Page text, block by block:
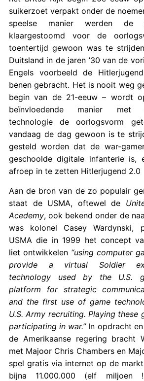
suikerzoet verpakt onder de
speelse manier werden
klaargestoomd voor de
toentertijd gewoon was te
Duitsland in de jaren ’30 van de
Engels voorbeeld de
benen gebracht. Het is nooit weg
begin van de 21-eeuw – wordt
beïnvloedende manier met
technologie de oorlogsvorm
vandaag de dag gewoon is te
gesteld worden dat de war-
geschoolde digitale infanterie is,
afroep in te zetten Hitlerjugend 2.0
Aan de bron van de zo populair
staat de USMA, oftewel de
Acedemy, ook bekend onder de
was kolonel Casey Wardynski,
USMA die in 1999 het concept
liet ontwikkelen “using computer
provide a virtual Soldier
technology used by the U.S.
platform for strategic
and the first use of game
U.S. Army recruiting. Playing these
participating in war.”In opdracht
de Amerikaanse regering bracht
met Majoor Chris Chambers en
spel gratis via internet op de
bijna 11.000.000 (elf miljoen